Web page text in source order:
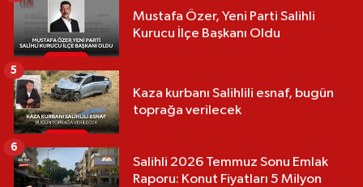
Mustafa Özer, Yeni Parti Salihli
Kurucu İlçe Başkanı Oldu
Kaza kurbanı Salihlili esnaf, bugün
toprağa verilecek
5
Salihli 2026 Temmuz Sonu Emlak
Raporu: Konut Fiyatları 5 Milyon
6